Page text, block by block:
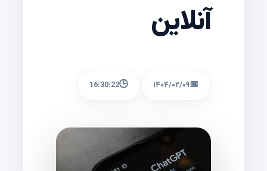
آنلاین
📅۱۴۰۴/۰۲/۰۹ 🕒
16:30:22